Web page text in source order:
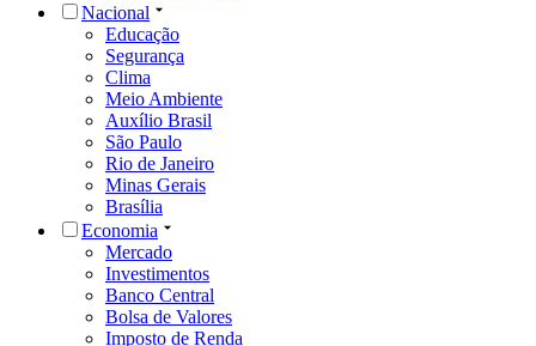
Nacional
Educação
Segurança
Clima
Meio Ambiente
Auxílio Brasil
São Paulo
Rio de Janeiro
Minas Gerais
Brasília
Economia
Mercado
Investimentos
Banco Central
Bolsa de Valores
Imposto de Renda